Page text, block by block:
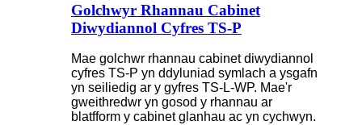
Golchwyr Rhannau Cabinet
Diwydiannol Cyfres TS-P
Mae golchwr rhannau cabinet diwydiannol
cyfres TS-P yn ddyluniad symlach a ysgafn
yn seiliedig ar y gyfres TS-L-WP. Mae'r
gweithredwr yn gosod y rhannau ar
blatfform y cabinet glanhau ac yn cychwyn.